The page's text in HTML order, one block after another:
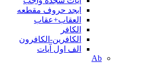
ابجد حروف مقطعه
العقاب+عقاب
الكافر
الکافرین-الکافرون
الف اول آیات
Ab